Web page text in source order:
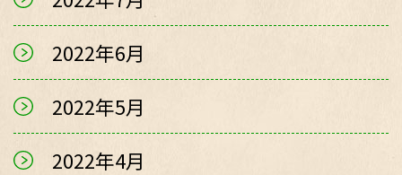
2022年6月
2022年5月
2022年4月